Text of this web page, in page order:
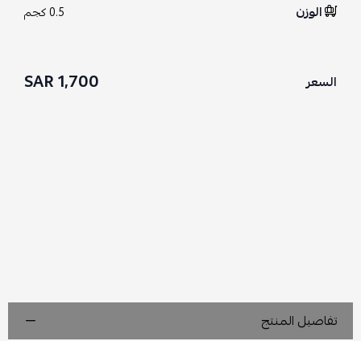
الوزن 0.5 كجم
السعر 1,700 SAR
تفاصيل المنتج